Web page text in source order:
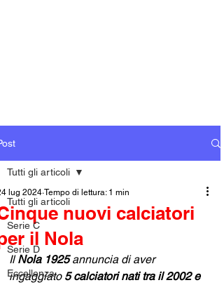
Tutti gli articoli
Serie C
Serie D
Eccellenza
Tutti gli articoli
nuovi calciatori
il Nola
lug 2024 Tempo di lettura: 1 min
Il Nola 1925 annuncia di aver
ingaggiato 5 calciatori nati tra il 2002 e